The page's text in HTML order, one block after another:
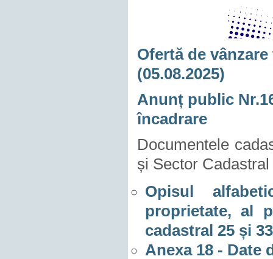
Ofertă de
(05.08.2025)
Anunț public
încadrare
Documentele
și Sector Cadastral
Opisul
proprietate, al
cadastral 25 și 33
Anexa 18 - Date